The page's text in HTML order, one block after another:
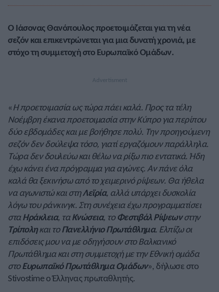
Ο Ιάσονας Θανόπουλος προετοιμάζεται για τη νέα
σεζόν και επικεντρώνεται για μια δυνατή χρονιά, με
στόχο τη συμμετοχή στο Ευρωπαϊκό Ομάδων.
«Η προετοιμασία ως τώρα πάει καλά. Προς τα τέλη
Νοέμβρη έκανα προετοιμασία στην Κύπρο για περίπου
δύο εβδομάδες και με βοήθησε πολύ. Την προηγούμενη
σεζόν δεν δούλεψα τόσο, γιατί εργαζόμουν παράλληλα.
Τώρα δεν δουλεύω και θέλω να ρίξω πιο εντατικά. Ήδη
έχω κάνει ένα πρόγραμμα για αγώνες. Αν πάνε όλα
καλά θα ξεκινήσω από το χειμερινό ρίψεων. Θα ήθελα
να αγωνιστώ και στηΛεϊρία, αλλά υπάρχει δυσκολία
λόγω του ράνκινγκ. Στη συνέχεια έχω προγραμματίσει
σταΗράκλεια, ταΚνώσεια, τοΦεστιβάλ Ρίψεωνστην
Τρίποληκαι τοΠανελλήνιο Πρωτάθλημα. Ελπίζω οι
επιδόσεις μου να με οδηγήσουν στο Βαλκανικό
Πρωτάθλημα και στη συμμετοχή με την Εθνική ομάδα
στοΕυρωπαϊκό Πρωτάθλημα Ομάδων», δήλωσε στο
Stivostime ο Έλληνας πρωταθλητής.